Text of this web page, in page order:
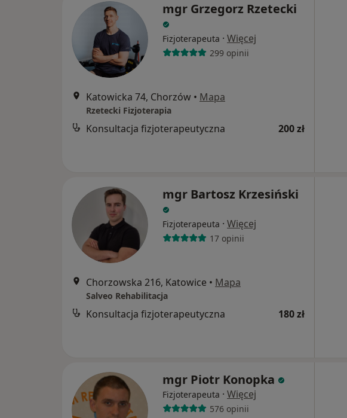
mgr Grzegorz Rzetecki
Fizjoterapeuta · Więcej
299 opinii
Katowicka 74, Chorzów • Mapa
Rzetecki Fizjoterapia
Konsultacja fizjoterapeutyczna 200 zł
mgr Bartosz Krzesiński
Fizjoterapeuta · Więcej
17 opinii
Chorzowska 216, Katowice • Mapa
Salveo Rehabilitacja
Konsultacja fizjoterapeutyczna 180 zł
mgr Piotr Konopka
Fizjoterapeuta · Więcej
576 opinii